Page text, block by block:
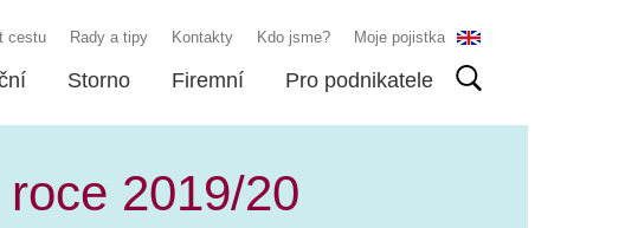
cestu Rady a tipy Kontakty Kdo jsme? Moje pojistka
Storno Firemní Pro podnikatele
2019/20